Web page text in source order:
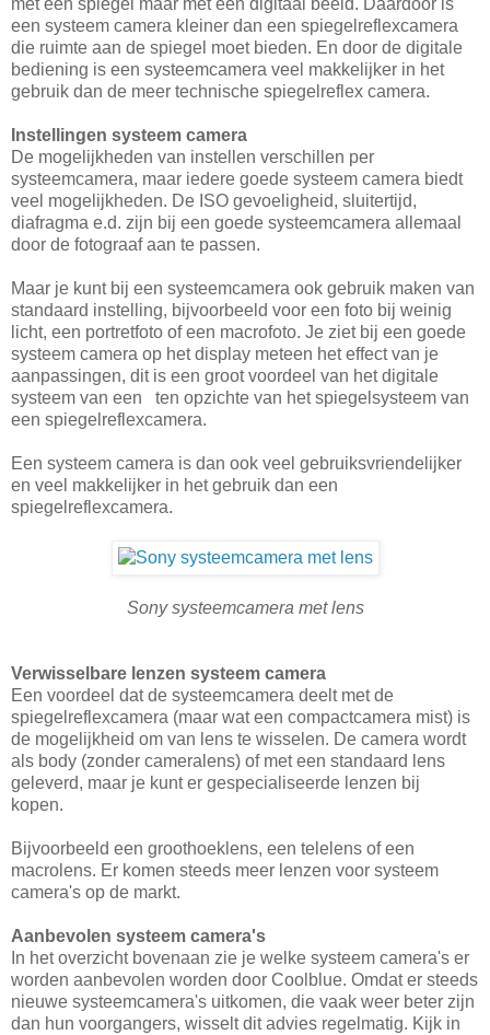
met een spiegel maar met een digitaal beeld. Daardoor is
een systeem camera kleiner dan een spiegelreflexcamera
die ruimte aan de spiegel moet bieden. En door de digitale
bediening is een systeemcamera veel makkelijker in het
gebruik dan de meer technische spiegelreflex camera.
Instellingen systeem camera
De mogelijkheden van instellen verschillen per
systeemcamera, maar iedere goede systeem camera biedt
veel mogelijkheden. De ISO gevoeligheid, sluitertijd,
diafragma e.d. zijn bij een goede systeemcamera allemaal
door de fotograaf aan te passen.
Maar je kunt bij een systeemcamera ook gebruik maken van
standaard instelling, bijvoorbeeld voor een foto bij weinig
licht, een portretfoto of een macrofoto. Je ziet bij een goede
systeem camera op het display meteen het effect van je
aanpassingen, dit is een groot voordeel van het digitale
systeem van een ten opzichte van het spiegelsysteem van
een spiegelreflexcamera.
Een systeem camera is dan ook veel gebruiksvriendelijker
en veel makkelijker in het gebruik dan een
spiegelreflexcamera.
Sony systeemcamera met lens
Verwisselbare lenzen systeem camera
Een voordeel dat de systeemcamera deelt met de
spiegelreflexcamera (maar wat een compactcamera mist) is
de mogelijkheid om van lens te wisselen. De camera wordt
als body (zonder cameralens) of met een standaard lens
geleverd, maar je kunt er gespecialiseerde lenzen bij
kopen.
Bijvoorbeeld een groothoeklens, een telelens of een
macrolens. Er komen steeds meer lenzen voor systeem
camera's op de markt.
Aanbevolen systeem camera's
In het overzicht bovenaan zie je welke systeem camera's er
worden aanbevolen worden door Coolblue. Omdat er steeds
nieuwe systeemcamera's uitkomen, die vaak weer beter zijn
dan hun voorgangers, wisselt dit advies regelmatig. Kijk in